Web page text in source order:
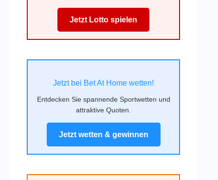
Jetzt Lotto spielen
Jetzt bei Bet At Home wetten!
Entdecken Sie spannende Sportwetten und
attraktive Quoten.
Jetzt wetten & gewinnen